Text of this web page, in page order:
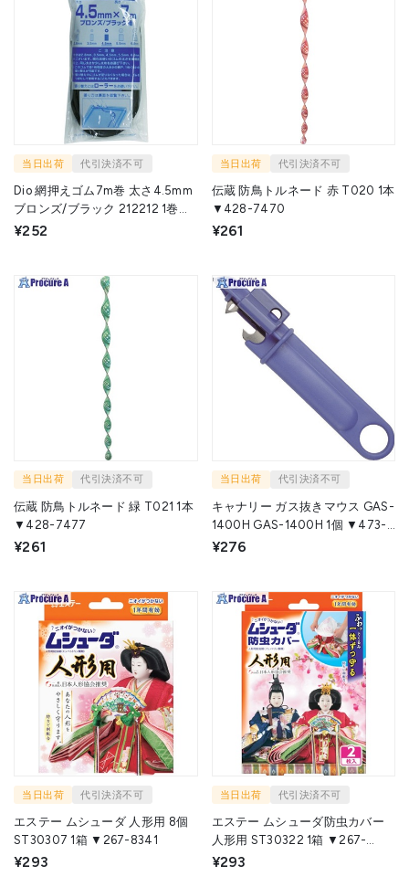
当日出荷 代引決済不可
Dio 網押えゴム7m巻 太さ4.5mm
ブロンズ/ブラック 212212 1巻
▼819-4823
¥252
当日出荷 代引決済不可
伝蔵 防鳥トルネード 赤 T020 1本
▼428-7470
¥261
当日出荷 代引決済不可
伝蔵 防鳥トルネード 緑 T021 1本
▼428-7477
¥261
当日出荷 代引決済不可
キャナリー ガス抜きマウス GAS-
1400H GAS-1400H 1個 ▼473-
6281
¥276
当日出荷 代引決済不可
エステー ムシューダ 人形用 8個
ST30307 1箱 ▼267-8341
¥293
当日出荷 代引決済不可
エステー ムシューダ防虫カバー
人形用 ST30322 1箱 ▼267-
8340
¥293